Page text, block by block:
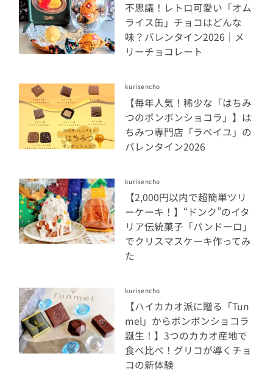
不思議！レトロ可愛い「オム
ライス缶」チョコはどんな
味？バレンタイン2026｜メ
リーチョコレート
kurisencho
【毎年人気！稀少な「はちみ
つのボンボンショコラ」】は
ちみつ専門店「ラベイユ」の
バレンタイン2026
kurisencho
【2,000円以内で超簡単ツリ
ーケーキ！】“ドンク”のイタ
リア伝統菓子「パンドーロ」
でクリスマスケーキ作ってみ
た
kurisencho
【ハイカカオ派に贈る「Tun
mel」からボンボンショコラ
誕生！】3つのカカオ産地で
食べ比べ！グリコが導くチョ
コの新体験